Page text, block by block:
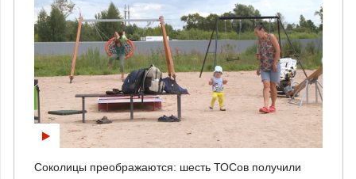
Соколицы преображаются: шесть ТОСов получили